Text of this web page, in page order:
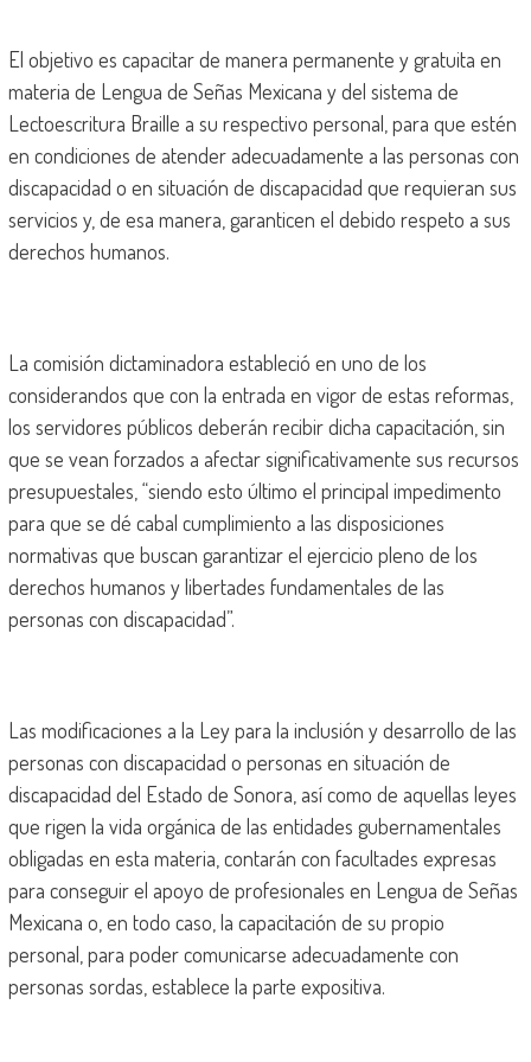
El objetivo es capacitar de manera permanente y gratuita en
materia de Lengua de Señas Mexicana y del sistema de
Lectoescritura Braille a su respectivo personal, para que estén
en condiciones de atender adecuadamente a las personas con
discapacidad o en situación de discapacidad que requieran sus
servicios y, de esa manera, garanticen el debido respeto a sus
derechos humanos.
La comisión dictaminadora estableció en uno de los
considerandos que con la entrada en vigor de estas reformas,
los servidores públicos deberán recibir dicha capacitación, sin
que se vean forzados a afectar significativamente sus recursos
presupuestales, “siendo esto último el principal impedimento
para que se dé cabal cumplimiento a las disposiciones
normativas que buscan garantizar el ejercicio pleno de los
derechos humanos y libertades fundamentales de las
personas con discapacidad”.
Las modificaciones a la Ley para la inclusión y desarrollo de las
personas con discapacidad o personas en situación de
discapacidad del Estado de Sonora, así como de aquellas leyes
que rigen la vida orgánica de las entidades gubernamentales
obligadas en esta materia, contarán con facultades expresas
para conseguir el apoyo de profesionales en Lengua de Señas
Mexicana o, en todo caso, la capacitación de su propio
personal, para poder comunicarse adecuadamente con
personas sordas, establece la parte expositiva.